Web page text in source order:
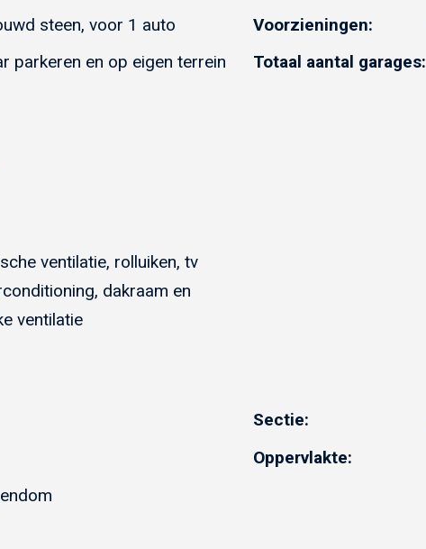
steen, voor 1 auto Voorzieningen:
parkeren en op eigen terrein Totaal aantal garages:
ventilatie, rolluiken, tv
dakraam en
ventilatie
Sectie:
Oppervlakte: